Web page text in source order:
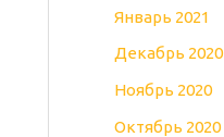
Январь 2021
Декабрь 2020
Ноябрь 2020
Октябрь 2020